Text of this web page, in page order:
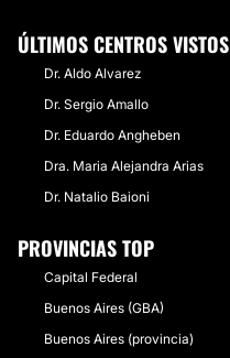
ÚLTIMOS CENTROS VISTOS
Dr. Aldo Alvarez
Dr. Sergio Amallo
Dr. Eduardo Angheben
Dra. Maria Alejandra Arias
Dr. Natalio Baioni
PROVINCIAS TOP
Capital Federal
Buenos Aires (GBA)
Buenos Aires (provincia)